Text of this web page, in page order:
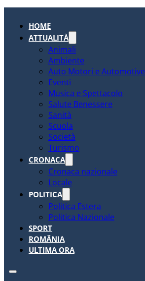
HOME
ATTUALITÀ
Animali
Ambiente
Auto Motori e Automotive
Eventi
Musica e Spettacolo
Salute Benessere
Sanità
Scuola
Società
Turismo
CRONACA
Cronaca nazionale
Locale
POLITICA
Politica Estera
Politica Nazionale
SPORT
ROMÂNIA
ULTIMA ORA